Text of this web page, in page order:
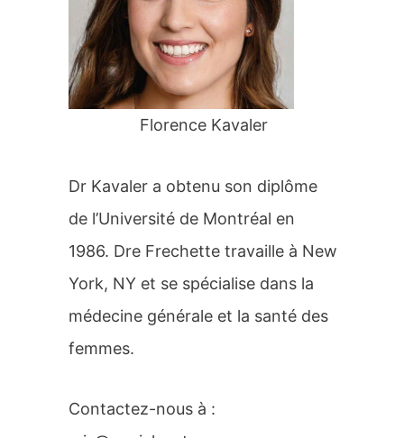
:
Florence Kavaler
Dr Kavaler a obtenu son diplôme
de l’Université de Montréal en
1986. Dre Frechette travaille à New
York, NY et se spécialise dans la
médecine générale et la santé des
femmes.
Contactez-nous à :